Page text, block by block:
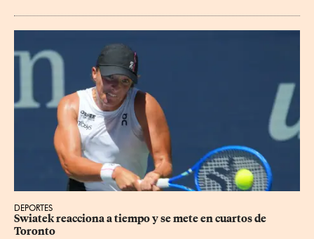
DEPORTES
Swiatek reacciona a tiempo y se mete en cuartos de
Toronto